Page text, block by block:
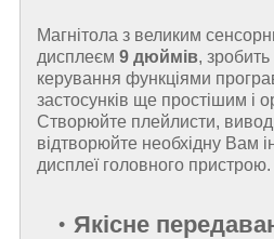
Магнітола з великим
дисплеєм 9 дюймів,
керування функціями
застосунків ще простішим і
Створюйте плейлисти,
відтворюйте необхідну Вам
дисплеї головного пристрою.
Якісне